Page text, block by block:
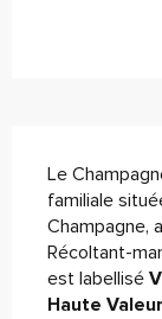
Le
familiale
Champagne,
Récoltant-
est labellisé
Haute